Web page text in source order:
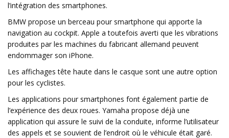
l’intégration des smartphones.
BMW propose un berceau pour smartphone qui apporte la
navigation au cockpit. Apple a toutefois averti que les vibrations
produites par les machines du fabricant allemand peuvent
endommager son iPhone.
Les affichages tête haute dans le casque sont une autre option
pour les cyclistes.
Les applications pour smartphones font également partie de
l’expérience des deux roues. Yamaha propose déjà une
application qui assure le suivi de la conduite, informe l’utilisateur
des appels et se souvient de l’endroit où le véhicule était garé.